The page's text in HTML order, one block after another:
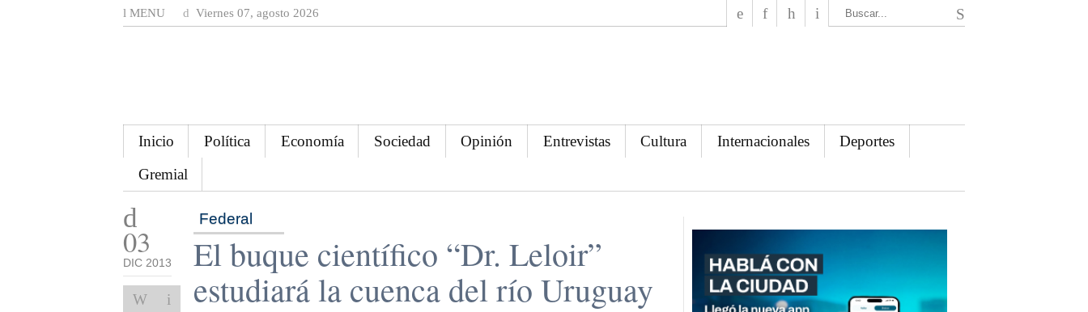
MENU Viernes 07, agosto 2026
Inicio Política Economía Sociedad Opinión Entrevistas Cultura Internacionales
Deportes
Gremial
03
DIC 2013
Federal
El buque científico “Dr. Leloir”
estudiará la cuenca del río Uruguay